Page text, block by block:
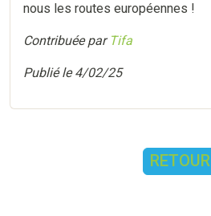
nous les routes européennes !
Contribuée par Tifa
Publié le 4/02/25
RETOUR